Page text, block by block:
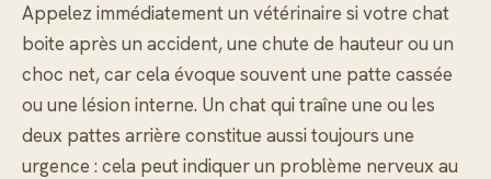
Appelez immédiatement un vétérinaire si votre chat
boite après un accident, une chute de hauteur ou un
choc net, car cela évoque souvent une patte cassée
ou une lésion interne. Un chat qui traîne une ou les
deux pattes arrière constitue aussi toujours une
urgence : cela peut indiquer un problème nerveux au